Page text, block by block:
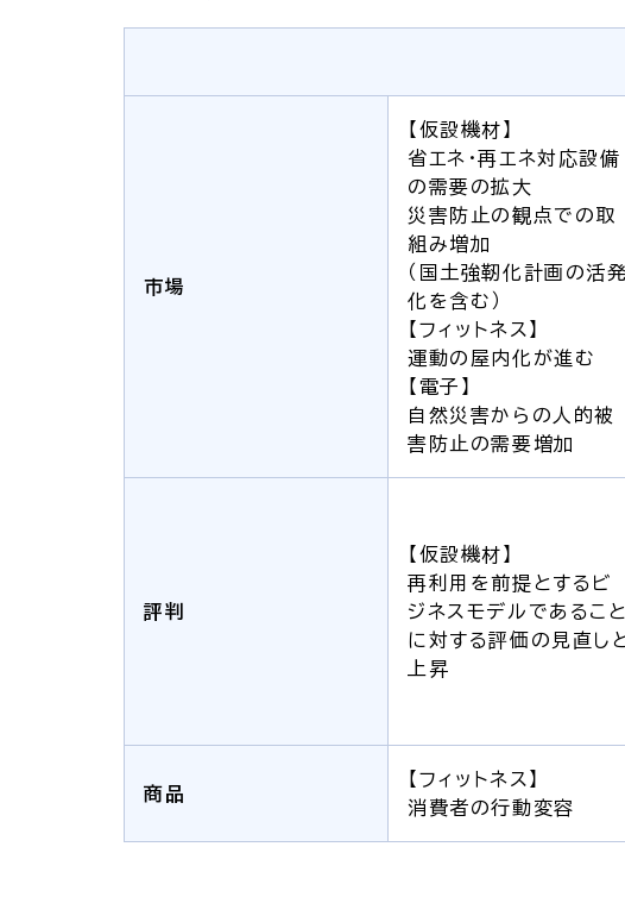
市場
【仮設機材】
省エネ・再エネ対応設備
の需要の拡大
災害防止の観点での取
組み増加
（国土強靭化計画の活発
化を含む）
【フィットネス】
運動の屋内化が進む
【電子】
自然災害からの人的被
害防止の需要増加
評判
【仮設機材】
再利用を前提とするビ
ジネスモデルであること
に対する評価の見直し
上昇
商品
【フィットネス】
消費者の行動変容